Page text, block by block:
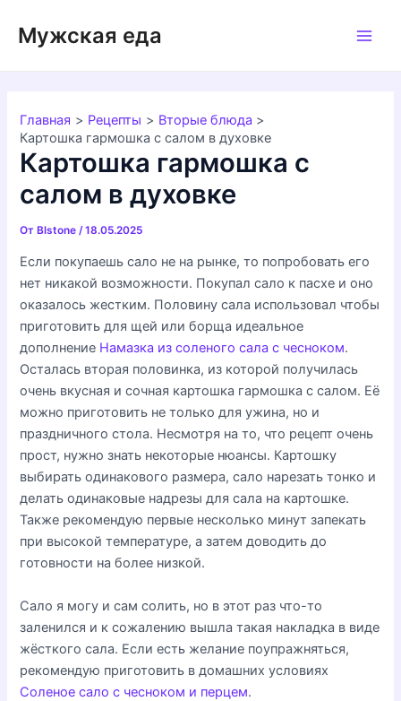
содержимому
Мужская еда
Главная Рецепты
Вторые блюда
Картошка гармошка с салом в духовке
Картошка гармошка с
салом в духовке
ОтBlstone /18.05.2025
Если покупаешь сало не на рынке, то попробовать его
нет никакой возможности. Покупал сало к пасхе и оно
оказалось жестким. Половину сала использовал чтобы
приготовить для щей или борща идеальное
дополнение Намазка из соленого сала с чесноком.
Осталась вторая половинка, из которой получилась
очень вкусная и сочная картошка гармошка с салом. Её
можно приготовить не только для ужина, но и
праздничного стола. Несмотря на то, что рецепт очень
прост, нужно знать некоторые нюансы. Картошку
выбирать одинакового размера, сало нарезать тонко и
делать одинаковые надрезы для сала на картошке.
Также рекомендую первые несколько минут запекать
при высокой температуре, а затем доводить до
готовности на более низкой.
Сало я могу и сам солить, но в этот раз что-то
заленился и к сожалению вышла такая накладка в виде
жёсткого сала. Если есть желание поупражняться,
рекомендую приготовить в домашних условиях
Соленое сало с чесноком и перцем.